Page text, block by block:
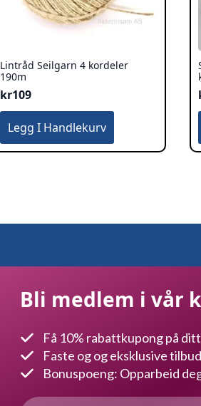
Lintråd Seilgarn 4 kordeler
190m
kr109
Legg I Handlekurv
Bli medlem i vår
Få 10% rabattkupong på
Faste og og eksklusive
Bonuspoeng: Opparbeid